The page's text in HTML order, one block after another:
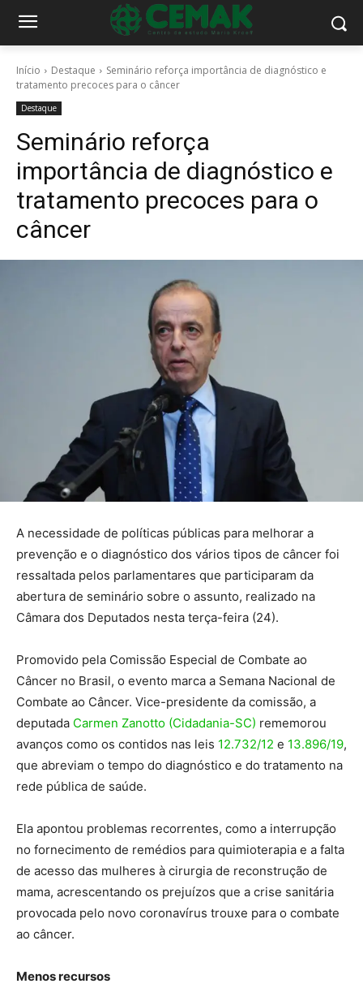
Início Destaque
Seminário reforça importância de diagnóstico e
tratamento precoces para o câncer
Destaque
Seminário reforça
importância de diagnóstico e
tratamento precoces para o
câncer
A necessidade de políticas públicas para melhorar a
prevenção e o diagnóstico dos vários tipos de câncer foi
ressaltada pelos parlamentares que participaram da
abertura de seminário sobre o assunto, realizado na
Câmara dos Deputados nesta terça-feira (24).
Promovido pela Comissão Especial de Combate ao
Câncer no Brasil, o evento marca a Semana Nacional de
Combate ao Câncer. Vice-presidente da comissão, a
deputada Carmen Zanotto (Cidadania-SC) rememorou
avanços como os contidos nas leis 12.732/12 e 13.896/19,
que abreviam o tempo do diagnóstico e do tratamento na
rede pública de saúde.
Ela apontou problemas recorrentes, como a interrupção
no fornecimento de remédios para quimioterapia e a falta
de acesso das mulheres à cirurgia de reconstrução de
mama, acrescentando os prejuízos que a crise sanitária
provocada pelo novo coronavírus trouxe para o combate
ao câncer.
Menos recursos